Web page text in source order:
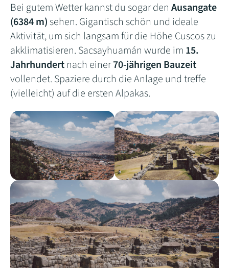
Bei gutem Wetter kannst du sogar den Ausangate
(6384 m)sehen. Gigantisch schön und ideale
Aktivität, um sich langsam für die Höhe Cuscos zu
akklimatisieren. Sacsayhuamán wurde im 15.
Jahrhundertnach einer70-jährigen Bauzeit
vollendet. Spaziere durch die Anlage und treffe
(vielleicht) auf die ersten Alpakas.